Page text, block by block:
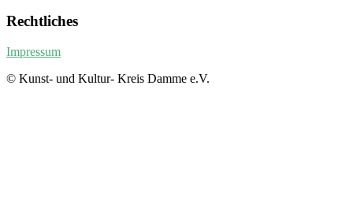
Rechtliches
Impressum
© Kunst- und Kultur- Kreis Damme e.V.